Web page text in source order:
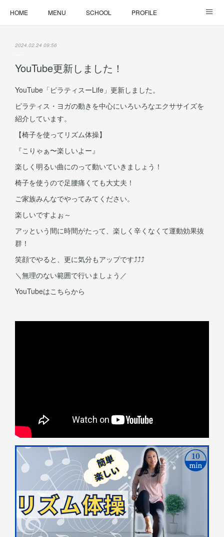
HOME MENU SCHOOL PROFILE
2024.02.24 09:56
YouTube更新しました！
YouTube「ピラティスーLife」更新しました。
ピラティス・ヨガの動きを中心にいろいろなエクササイズを
紹介しています。
【椅子を使ってリズム体操】
『こりゃぁ〜楽しいよー』
楽しく明るい曲にのって動いていきましょう！
椅子を使うので足腰痛くても大丈夫！
ご家族みんなでやってみてください。
楽しいですよぉ～
アッという間に時間がたって、楽しく辛くなくて運動効果抜
群！
笑顔でやると、更に気分もアップです⤴⤴⤴
＼無理のない範囲で行いましょう／
YouTubeはこちらから